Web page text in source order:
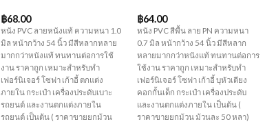
฿68.00
หนัง PVC ลายหนังแท้ ความหนา 1.0
มิล หน้ากว้าง 54 นิ้ว มีสีหลากหลาย
มากกว่าหนังแท้ ทนทานต่อการใช้
งาน ราคาถูก เหมาะสำหรับทำ
เฟอร์นิเจอร์ โซฟา เก้าอี้ ตกแต่ง
ภายใน กระเป๋า เครื่องประดับเบาะ
รถยนต์ และงานตกแต่งภายใน
รถยนต์ เป็นต้น ( ราคาขายยกม้วน
฿64.00
หนัง PVC สีพื้น ลาย PN ความหนา
0.7 มิล หน้ากว้าง 54 นิ้ว มีสีหลาก
หลายมากกว่าหนังแท้ ทนทานต่อการ
ใช้งาน ราคาถูก เหมาะสำหรับทำ
เฟอร์นิเจอร์ โซฟา เก้าอี้ บุหัวเตียง
คอกกั้นเด็ก กระเป๋า เครื่องประดับ
และงานตกแต่งภายใน เป็นต้น (
ราคาขายยกม้วน ม้วนละ 50 หลา)